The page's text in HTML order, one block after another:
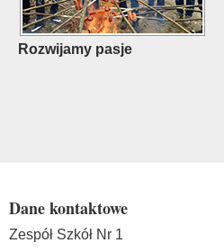
Rozwijamy pasje
Dane kontaktowe
Zespół Szkół Nr 1